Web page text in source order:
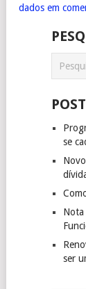
dados em
se
Nota
ser